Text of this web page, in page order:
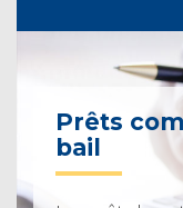
Prêts
bail